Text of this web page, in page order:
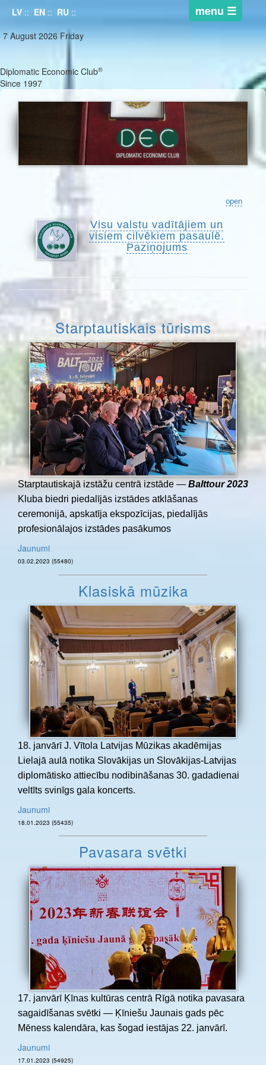
LV :: EN :: RU ::
7 August 2026 Friday
Diplomatic Economic Club®
Since 1997
open
Visu valstu vadītājiem un
visiem cilvēkiem pasaulē.
Paziņojums
Starptautiskais tūrisms
Starptautiskajā izstāžu centrā izstāde — Balttour 2023
Kluba biedri piedalījās izstādes atklāšanas
ceremonijā, apskatīja ekspozīcijas, piedalījās
profesionālajos izstādes pasākumos
Jaunumi
03.02.2023 (55480)
Klasiskā mūzika
18. janvārī J. Vītola Latvijas Mūzikas akadēmijas
Lielajā aulā notika Slovākijas un Slovākijas-Latvijas
diplomātisko attiecību nodibināšanas 30. gadadienai
veltīts svinīgs gala koncerts.
Jaunumi
18.01.2023 (55435)
Pavasara svētki
17. janvārī Ķīnas kultūras centrā Rīgā notika pavasara
sagaidīšanas svētki — Ķīniešu Jaunais gads pēc
Mēness kalendāra, kas šogad iestājas 22. janvārī.
Jaunumi
17.01.2023 (54925)